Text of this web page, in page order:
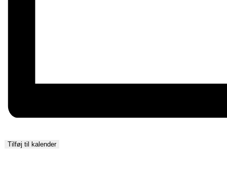
Tilføj til kalender